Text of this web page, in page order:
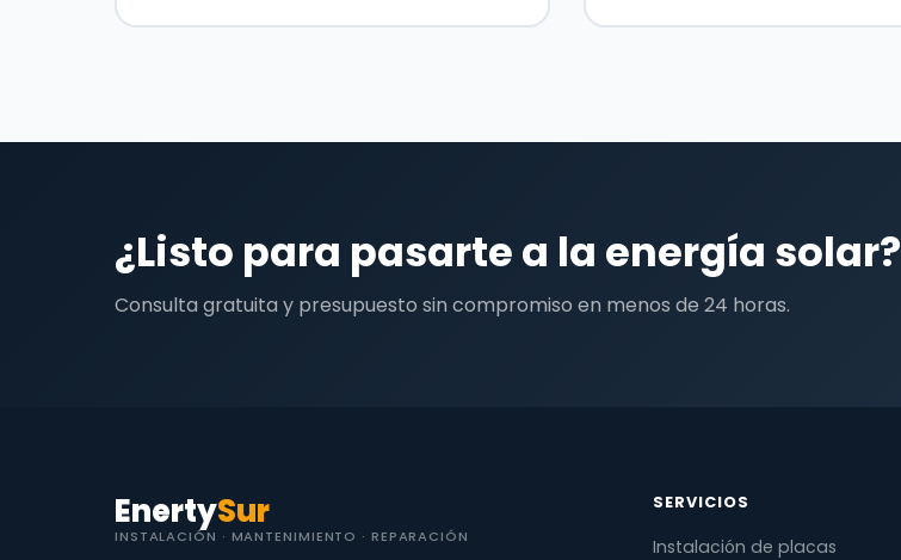
¿Listo para pasarte a la energía solar?
Consulta gratuita y presupuesto sin compromiso en menos de 24 horas.
EnertySur
INSTALACIÓN · MANTENIMIENTO · REPARACIÓN
SERVICIOS
Instalación de placas